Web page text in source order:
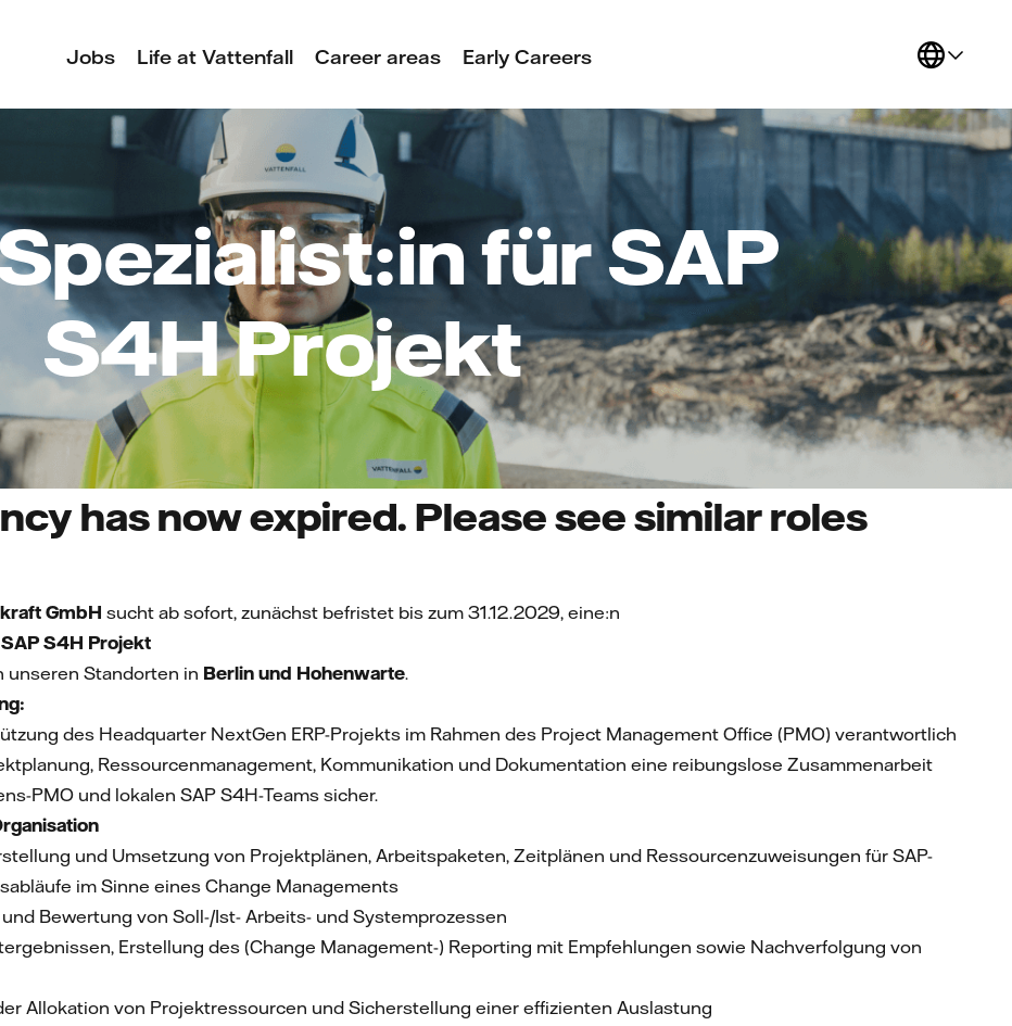
Jobs Life at Vattenfall Career areas Early Careers
für SAP
S4H Projekt
has now expired. Please see similar roles
GmbH sucht ab sofort, zunächst befristet bis zum 31.12.2029, eine:n
S4H Projekt
unseren Standorten in Berlin und Hohenwarte.
des Headquarter NextGen ERP-Projekts im Rahmen des Project Management Office (PMO) verantwortlich
Ressourcenmanagement, Kommunikation und Dokumentation eine reibungslose Zusammenarbeit
PMO und lokalen SAP S4H-Teams sicher.
und Organisation
und Umsetzung von Projektplänen, Arbeitspaketen, Zeitplänen und Ressourcenzuweisungen für SAP-
im Sinne eines Change Managements
Bewertung von Soll-/Ist- Arbeits- und Systemprozessen
Erstellung des (Change Management-) Reporting mit Empfehlungen sowie Nachverfolgung von
Allokation von Projektressourcen und Sicherstellung einer effizienten Auslastung